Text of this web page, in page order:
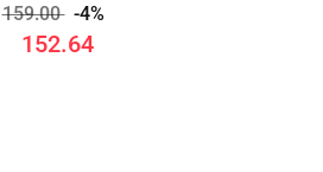
159.00 -4%
152.64